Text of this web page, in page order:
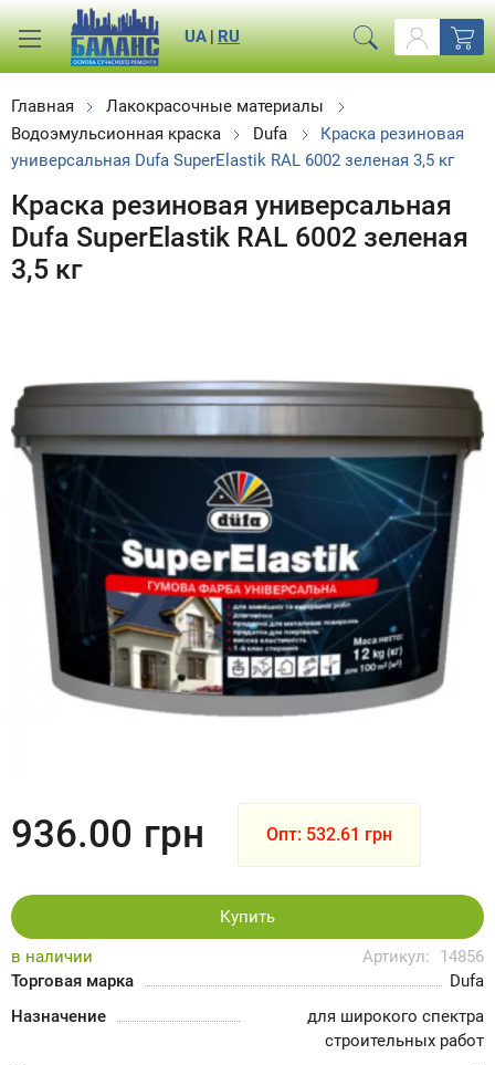
RU
|
UA
Главная
Лакокрасочные материалы
Водоэмульсионная краска
Dufa
Краска резиновая
универсальная Dufa SuperElastik RAL 6002 зеленая 3,5 кг
Краска резиновая универсальная
Dufa SuperElastik RAL 6002 зеленая
3,5 кг
в наличии Артикул:
14856
Торговая марка
Dufa
Назначение
для широкого спектра
строительных работ
936.00 грн Опт: 532.61 грн
Купить